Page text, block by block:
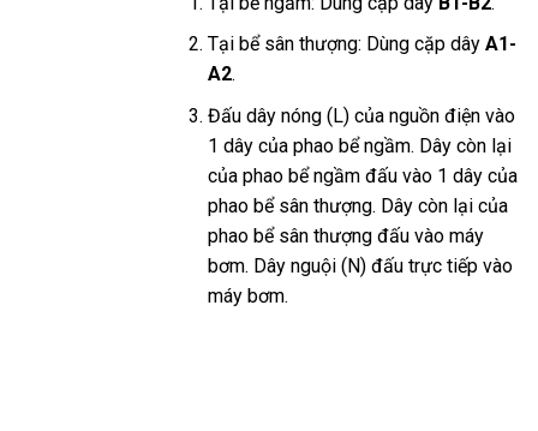
Tại bể sân thượng: Dùng cặp dâyA1-
A2.
Đấu dây nóng (L) của nguồn điện vào
1 dây của phao bể ngầm. Dây còn lại
của phao bể ngầm đấu vào 1 dây của
phao bể sân thượng. Dây còn lại của
phao bể sân thượng đấu vào máy
bơm. Dây nguội (N) đấu trực tiếp vào
máy bơm.